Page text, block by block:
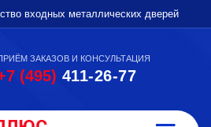
входных металлических дверей
ЗАКАЗОВ И КОНСУЛЬТАЦИЯ
(495) 411-26-77